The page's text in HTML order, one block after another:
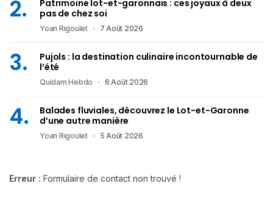
Patrimoine lot-et-garonnais : ces joyaux à deux
pas de chez soi
Yoan Rigoulet 7 Août 2026
Pujols : la destination culinaire incontournable de
l’été
Quidam Hebdo 6 Août 2026
Balades fluviales, découvrez le Lot-et-Garonne
d’une autre manière
Yoan Rigoulet 5 Août 2026
Erreur : Formulaire de contact non trouvé !